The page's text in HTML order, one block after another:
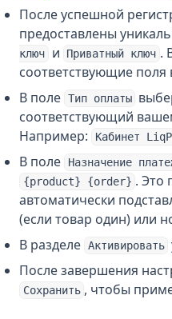
После успешной
предоставлены
ключ
и Приватный ключ .
соответствующие поля
В поле Тип оплаты
соответствующий
Например:
Кабинет
В поле
Назначение
{product} {order} . Это
автоматически
(если товар один) или
В разделе Активировать
После завершения
Сохранить , чтобы